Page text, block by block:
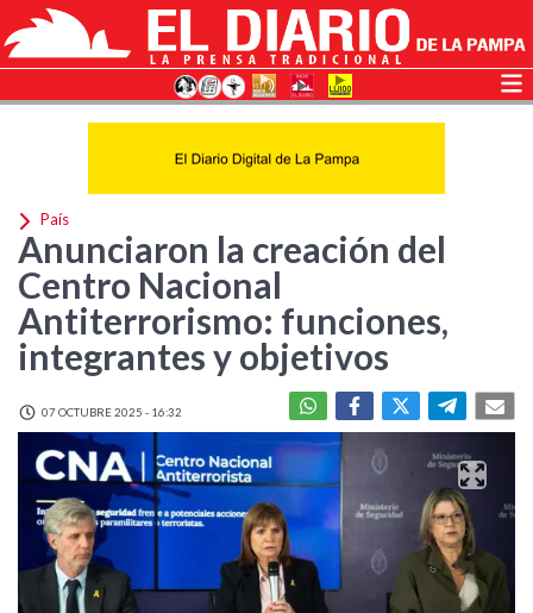
País
Anunciaron la creación del
Centro Nacional
Antiterrorismo: funciones,
integrantes y objetivos
07 OCTUBRE 2025 - 16:32